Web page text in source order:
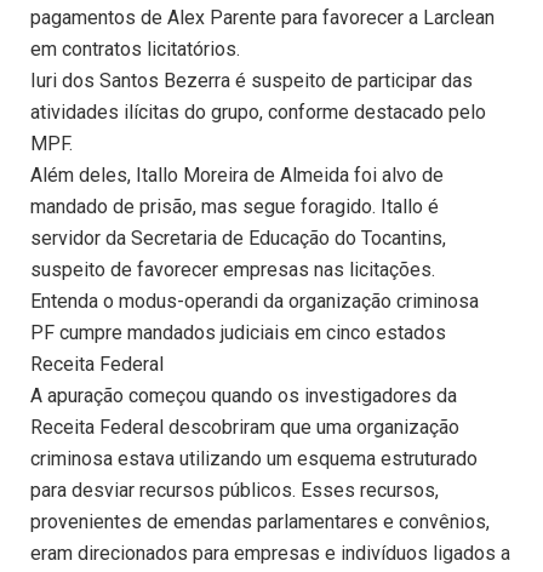
pagamentos de Alex Parente para favorecer a Larclean
em contratos licitatórios.
Iuri dos Santos Bezerra é suspeito de participar das
atividades ilícitas do grupo, conforme destacado pelo
MPF.
Além deles, Itallo Moreira de Almeida foi alvo de
mandado de prisão, mas segue foragido. Itallo é
servidor da Secretaria de Educação do Tocantins,
suspeito de favorecer empresas nas licitações.
Entenda o modus-operandi da organização criminosa
PF cumpre mandados judiciais em cinco estados
Receita Federal
A apuração começou quando os investigadores da
Receita Federal descobriram que uma organização
criminosa estava utilizando um esquema estruturado
para desviar recursos públicos. Esses recursos,
provenientes de emendas parlamentares e convênios,
eram direcionados para empresas e indivíduos ligados a